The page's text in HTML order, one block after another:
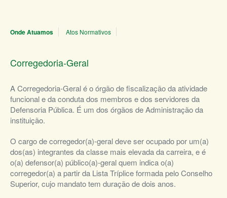
Onde Atuamos Atos Normativos
Corregedoria-Geral
A Corregedoria-Geral é o órgão de fiscalização da atividade
funcional e da conduta dos membros e dos servidores da
Defensoria Pública. É um dos órgãos de Administração da
instituição.
O cargo de corregedor(a)-geral deve ser ocupado por um(a)
dos(as) integrantes da classe mais elevada da carreira, e é
o(a) defensor(a) público(a)-geral quem indica o(a)
corregedor(a) a partir da Lista Tríplice formada pelo Conselho
Superior, cujo mandato tem duração de dois anos.